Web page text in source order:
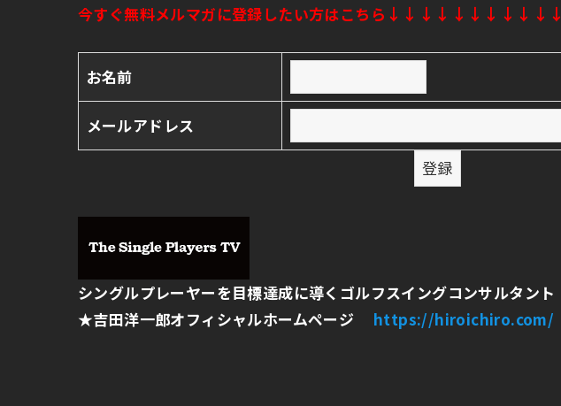
今すぐ無料メルマガに登録したい方はこちら ↓↓↓↓↓↓↓↓↓↓↓
お名前
メールアドレス
シングルプレーヤーを目標達成に導くゴルフスイングコンサルタント
★吉田洋一郎オフィシャルホームページ https://hiroichiro.com/